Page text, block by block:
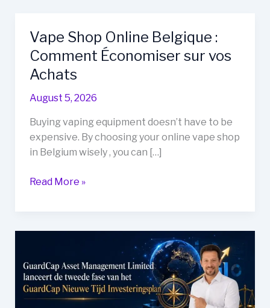
Vape Shop Online Belgique :
Comment Économiser sur vos
Achats
August 5, 2026
Buying vaping equipment doesn’t have to be
expensive. By choosing your online vape shop
in Belgium wisely , you can […]
Vape
Économiser
sur
vos
Read More »